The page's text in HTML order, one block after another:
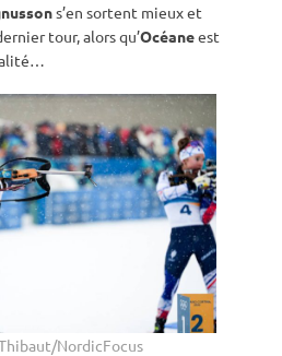
s’en sortent mieux et
tour, alors qu’Océaneest
NordicFocus